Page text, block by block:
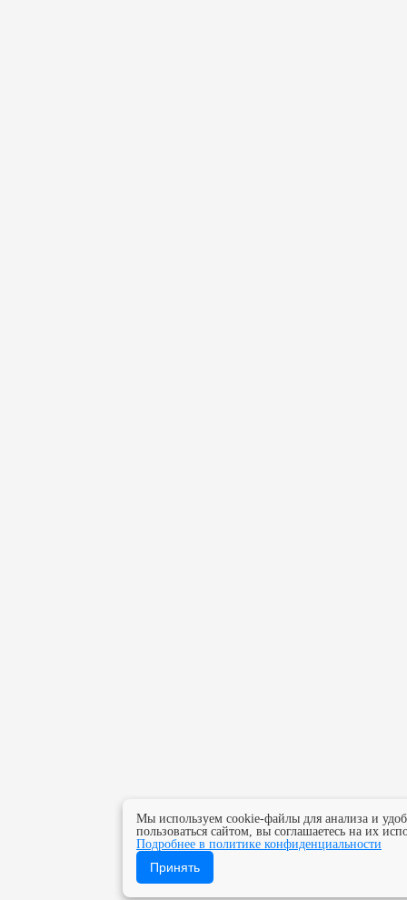
Мы используем cookie-файлы для анализа и
пользоваться сайтом, вы соглашаетесь на их
Подробнее в политике конфиденциальности
Принять